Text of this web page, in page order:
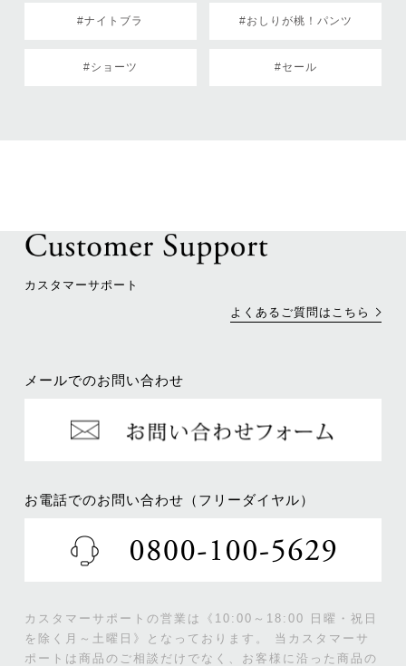
#ナイトブラ #おしりが桃！パンツ
#ショーツ #セール
カスタマーサポート
よくあるご質問はこちら
メールでのお問い合わせ
お電話でのお問い合わせ（フリーダイヤル）
カスタマーサポートの営業は《10:00～18:00 日曜・祝日
を除く月～土曜日》となっております。
当カスタマーサ
ポートは商品のご相談だけでなく、お客様に沿った商品の